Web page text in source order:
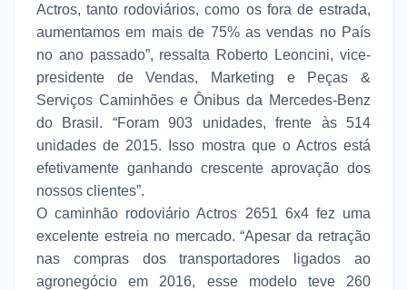
Actros, tanto rodoviários, como os fora de estrada,
aumentamos em mais de 75% as vendas no País
no ano passado”, ressalta Roberto Leoncini, vice-
presidente de Vendas, Marketing e Peças &
Serviços Caminhões e Ônibus da Mercedes-Benz
do Brasil. “Foram 903 unidades, frente às 514
unidades de 2015. Isso mostra que o Actros está
efetivamente ganhando crescente aprovação dos
nossos clientes”.
O caminhão rodoviário Actros 2651 6x4 fez uma
excelente estreia no mercado. “Apesar da retração
nas compras dos transportadores ligados ao
agronegócio em 2016, esse modelo teve 260